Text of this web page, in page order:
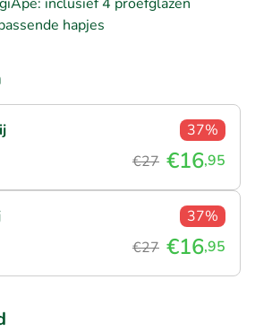
hapjes
37%
€27 €16,95
37%
€27 €16,95